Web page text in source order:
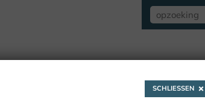
SCHLIESSEN